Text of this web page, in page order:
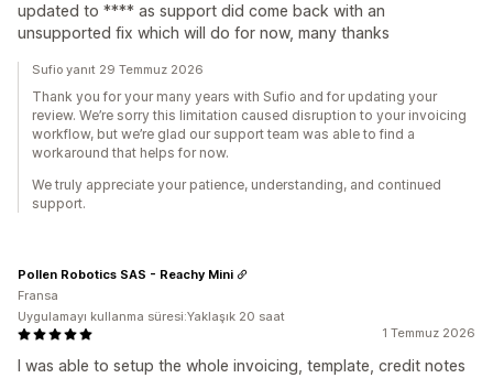
updated to **** as support did come back with an
unsupported fix which will do for now, many thanks
Sufio yanıt 29 Temmuz 2026
Thank you for your many years with Sufio and for updating your
review. We’re sorry this limitation caused disruption to your invoicing
workflow, but we’re glad our support team was able to find a
workaround that helps for now.
We truly appreciate your patience, understanding, and continued
support.
1 Temmuz 2026
I was able to setup the whole invoicing, template, credit notes
Pollen Robotics SAS - Reachy Mini
Fransa
Uygulamayı kullanma süresi:Yaklaşık 20 saat